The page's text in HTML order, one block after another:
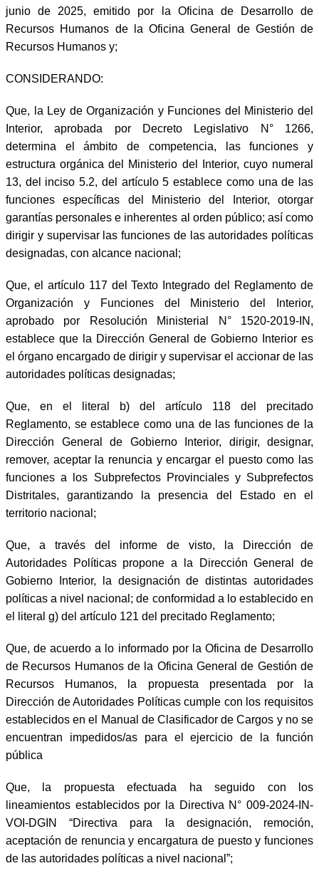
junio de 2025, emitido por la Oficina de Desarrollo de
Recursos Humanos de la Oficina General de Gestión de
Recursos Humanos y;
CONSIDERANDO:
Que, la Ley de Organización y Funciones del Ministerio del
Interior, aprobada por Decreto Legislativo N° 1266,
determina el ámbito de competencia, las funciones y
estructura orgánica del Ministerio del Interior, cuyo numeral
13, del inciso 5.2, del artículo 5 establece como una de las
funciones específicas del Ministerio del Interior, otorgar
garantías personales e inherentes al orden público; así como
dirigir y supervisar las funciones de las autoridades políticas
designadas, con alcance nacional;
Que, el artículo 117 del Texto Integrado del Reglamento de
Organización y Funciones del Ministerio del Interior,
aprobado por Resolución Ministerial N° 1520-2019-IN,
establece que la Dirección General de Gobierno Interior es
el órgano encargado de dirigir y supervisar el accionar de las
autoridades políticas designadas;
Que, en el literal b) del artículo 118 del precitado
Reglamento, se establece como una de las funciones de la
Dirección General de Gobierno Interior, dirigir, designar,
remover, aceptar la renuncia y encargar el puesto como las
funciones a los Subprefectos Provinciales y Subprefectos
Distritales, garantizando la presencia del Estado en el
territorio nacional;
Que, a través del informe de visto, la Dirección de
Autoridades Políticas propone a la Dirección General de
Gobierno Interior, la designación de distintas autoridades
políticas a nivel nacional; de conformidad a lo establecido en
el literal g) del artículo 121 del precitado Reglamento;
Que, de acuerdo a lo informado por la Oficina de Desarrollo
de Recursos Humanos de la Oficina General de Gestión de
Recursos Humanos, la propuesta presentada por la
Dirección de Autoridades Políticas cumple con los requisitos
establecidos en el Manual de Clasificador de Cargos y no se
encuentran impedidos/as para el ejercicio de la función
pública
Que, la propuesta efectuada ha seguido con los
lineamientos establecidos por la Directiva N° 009-2024-IN-
VOI-DGIN “Directiva para la designación, remoción,
aceptación de renuncia y encargatura de puesto y funciones
de las autoridades políticas a nivel nacional”;